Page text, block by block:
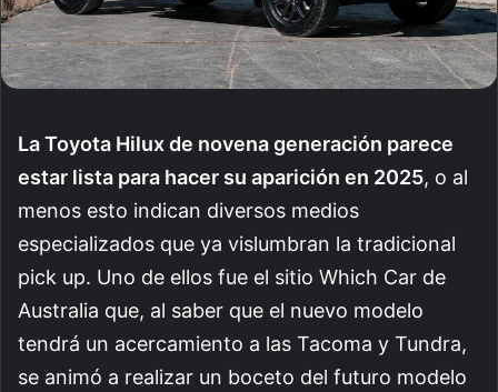
La Toyota Hilux de novena generación parece
estar lista para hacer su aparición en 2025, o al
menos esto indican diversos medios
especializados que ya vislumbran la tradicional
pick up. Uno de ellos fue el sitio Which Car de
Australia que, al saber que el nuevo modelo
tendrá un acercamiento a las Tacoma y Tundra,
se animó a realizar un boceto del futuro modelo